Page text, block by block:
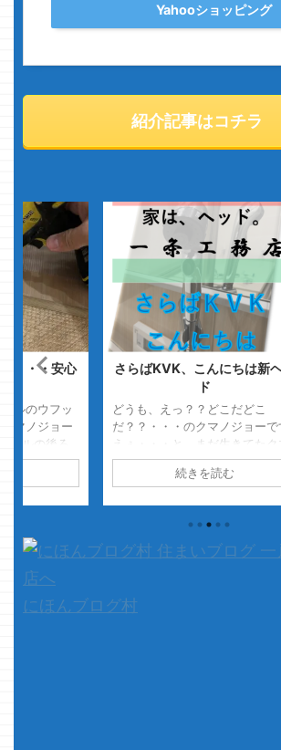
Yahooショッピング
紹介記事はコチラ
・・・安心
ルのウフッ
マノジョー
ルの後ろ
ウフッ
の事を書い
さらばKVK、こんにちは新
ド
どうも、えっ？？どこだどこ
だ？？・・・のクマノジョーで
えぇ・・・と、まだ生きてたク
ノジョーです、あらためまして
けましておめでとうございます
うな・・・ ここか？・・・カキ
キ・・・・あれ？ここも違う
ッキリするんだ？コレ？？
・・・・結果、背中だったｗ そ
続きを読む
にほんブログ村